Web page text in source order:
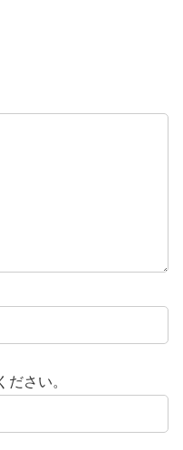
ださい。